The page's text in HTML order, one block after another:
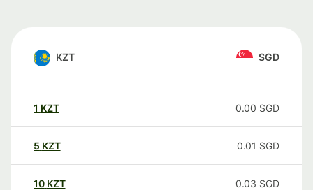
KZT SGD
1 KZT 0.00 SGD
5 KZT 0.01 SGD
10 KZT 0.03 SGD